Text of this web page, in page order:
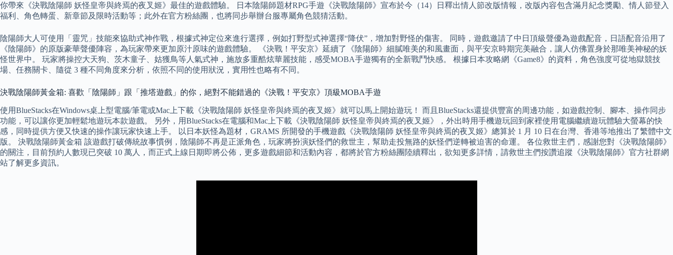
你帶來《決戰陰陽師 妖怪皇帝與終焉的夜叉姬》最佳的遊戲體驗。 日本陰陽師題材RPG手遊《決戰陰陽師》宣布於今（14）日釋出情人節改版情報，改版內容包含滿月紀念獎勵、情人節登入
福利、角色轉蛋、新章節及限時活動等；此外在官方粉絲團，也將同步舉辦台服專屬角色競猜活動。
陰陽師大人可使用「靈咒」技能來協助式神作戰，根據式神定位來進行選擇，例如打野型式神選擇“降伏”，增加對野怪的傷害。 同時，遊戲邀請了中日頂級聲優為遊戲配音，日語配音沿用了
《陰陽師》的原版豪華聲優陣容，為玩家帶來更加原汁原味的遊戲體驗。 《決戰！平安京》延續了《陰陽師》細膩唯美的和風畫面，與平安京時期完美融合，讓人仿佛置身於那唯美神秘的妖
怪世界中。 玩家將操控大天狗、茨木童子、姑獲鳥等人氣式神，施放多重酷炫華麗技能，感受MOBA手遊獨有的全新戰鬥快感。 根據日本攻略網《Game8》的資料，角色強度可從地獄競技
場、任務關卡、隨從 3 種不同角度來分析，依照不同的使用狀況，實用性也略有不同。
決戰陰陽師黃金箱: 喜歡「陰陽師」跟「推塔遊戲」的你，絕對不能錯過的《決戰！平安京》頂級MOBA手遊
使用BlueStacks在Windows桌上型電腦/筆電或Mac上下載《決戰陰陽師 妖怪皇帝與終焉的夜叉姬》就可以馬上開始遊玩！ 而且BlueStacks還提供豐富的周邊功能，如遊戲控制、腳本、操作同步
功能，可以讓你更加輕鬆地遊玩本款遊戲。 另外，用BlueStacks在電腦和Mac上下載《決戰陰陽師 妖怪皇帝與終焉的夜叉姬》，外出時用手機遊玩回到家裡使用電腦繼續遊玩體驗大螢幕的快
感，同時提供方便又快速的操作讓玩家快速上手。 以日本妖怪為題材，GRAMS 所開發的手機遊戲《決戰陰陽師 妖怪皇帝與終焉的夜叉姬》總算於 1 月 10 日在台灣、香港等地推出了繁體中文
版。 決戰陰陽師黃金箱 該遊戲打破傳統故事慣例，陰陽師不再是正派角色，玩家將扮演妖怪們的救世主，幫助走投無路的妖怪們逆轉被迫害的命運。 各位救世主們，感謝您對《決戰陰陽師》
的關注，目前預約人數現已突破 10 萬人，而正式上線日期即將公佈，更多遊戲細節和活動內容，都將於官方粉絲團陸續釋出，欲知更多詳情，請救世主們按讚追蹤《決戰陰陽師》官方社群網
站了解更多資訊。